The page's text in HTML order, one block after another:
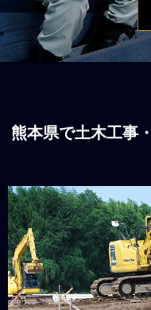
熊本県で土木工事